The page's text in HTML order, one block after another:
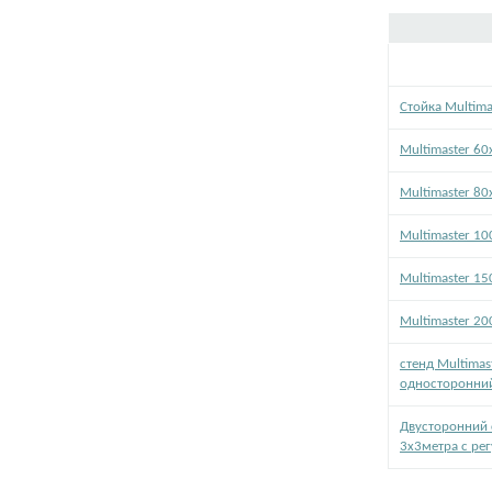
Стойка
Multimaster
Multimaster
Multimaster
Multimaster
Multimaster
стенд
Двусторонний
3х3метра с